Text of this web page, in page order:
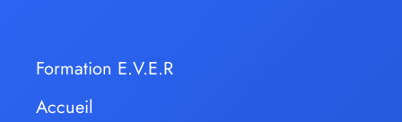
Formation E.V.E.R
Accueil